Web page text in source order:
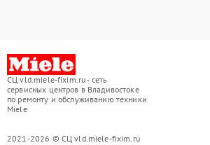
СЦ vld.miele-fixim.ru - сеть
сервисных центров в Владивостоке
по ремонту и обслуживанию техники
Miele
2021-2026 © СЦ vld.miele-fixim.ru